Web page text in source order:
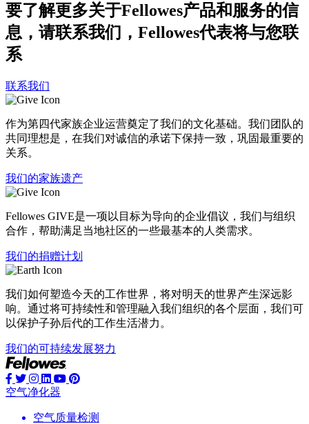
要了解更多关于Fellowes产品和服务的信
息，请联系我们，Fellowes代表将与您联
系
联系我们
作为第四代家族企业运营奠定了我们的文化基础。我们团队的
共同理想是，在我们对诚信的承诺下保持一致，巩固最重要的
关系。
我们的家族遗产
Fellowes GIVE是一项以目标为导向的企业倡议，我们与组织
合作，帮助满足当地社区的一些最基本的人类需求。
我们的捐赠计划
我们如何塑造今天的工作世界，将对明天的世界产生深远影
响。通过将可持续性和管理融入我们组织的各个层面，我们可
以保护子孙后代的工作生活潜力。
我们的可持续发展努力
空气净化器
空气质量检测